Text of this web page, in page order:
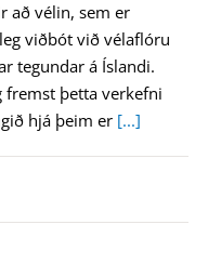
að vélin, sem er
viðbót við vélaflóru
tegundar á Íslandi.
fremst þetta verkefni
hjá þeim er [...]